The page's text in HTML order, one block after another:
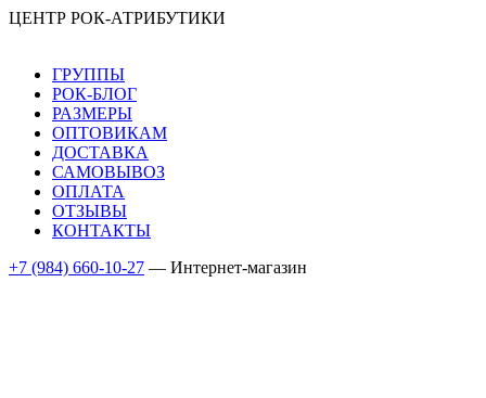
ЦЕНТР РОК-АТРИБУТИКИ
ГРУППЫ
РОК-БЛОГ
РАЗМЕРЫ
ОПТОВИКАМ
ДОСТАВКА
САМОВЫВОЗ
ОПЛАТА
ОТЗЫВЫ
КОНТАКТЫ
+7 (984) 660-10-27 — Интернет-магазин